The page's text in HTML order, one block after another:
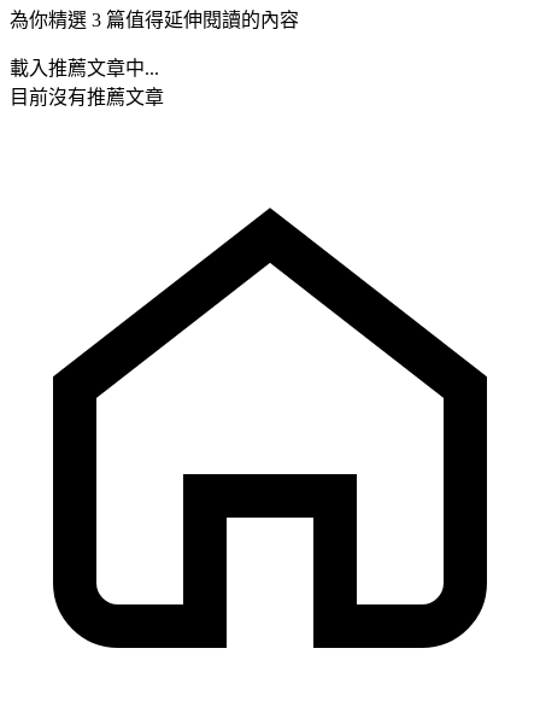
為你精選 3 篇值得延伸閱讀的內容
載入推薦文章中...
目前沒有推薦文章